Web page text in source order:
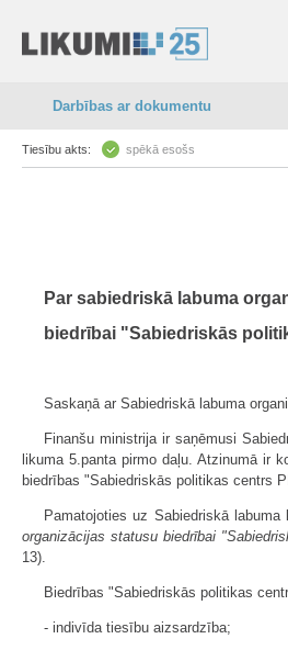
Darbības ar dokumentu
Tiesību akts: spēkā esošs
Par sabiedriskā labuma
biedrībai "Sabiedriskās
Saskaņā ar Sabiedriskā labuma
Finanšu ministrija ir saņēmusi
likuma 5.panta pirmo daļu. Atzinumā ir
biedrības "Sabiedriskās politikas centrs
Pamatojoties uz Sabiedriskā
organizācijas statusu biedrībai
13).
Biedrības "Sabiedriskās politikas
- indivīda tiesību aizsardzība;